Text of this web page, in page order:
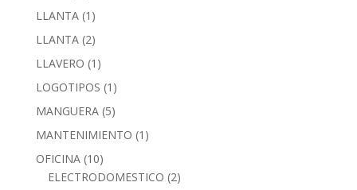
LLANTA (1)
LLANTA (2)
LLAVERO (1)
LOGOTIPOS (1)
MANGUERA (5)
MANTENIMIENTO (1)
OFICINA (10)
ELECTRODOMESTICO (2)